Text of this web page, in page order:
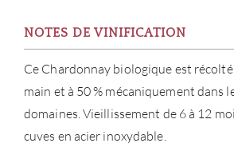
NOTES DE VINIFICATION
Ce Chardonnay biologique est récolté
main et à 50 % mécaniquement dans
domaines. Vieillissement de 6 à 12
cuves en acier inoxydable.